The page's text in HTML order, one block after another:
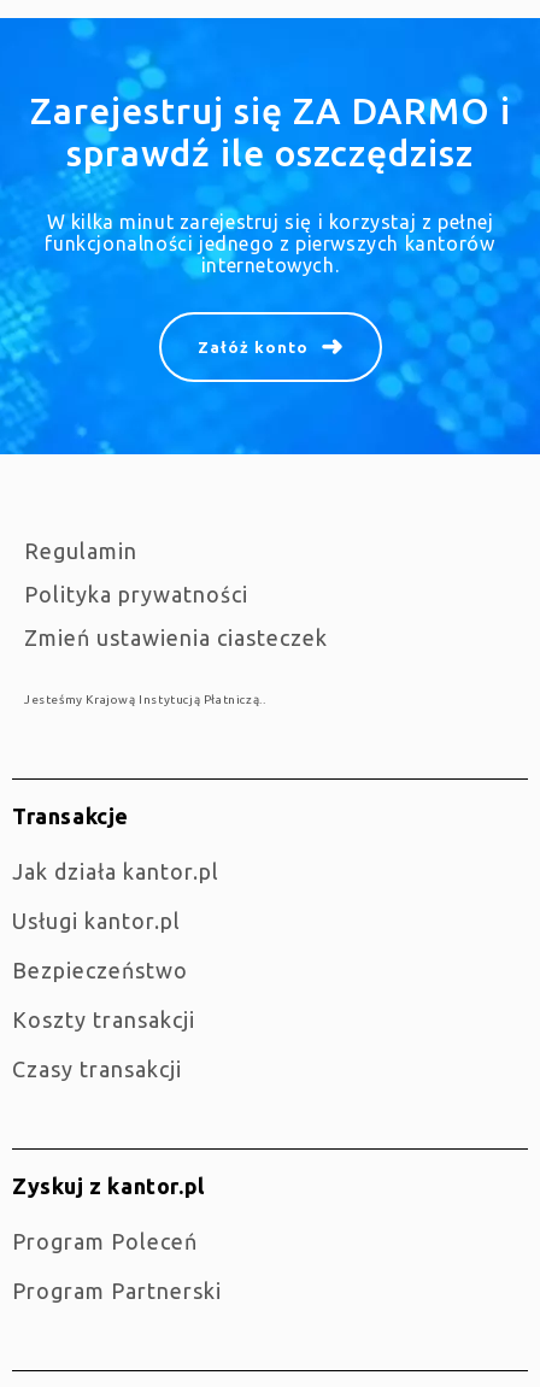
Zarejestruj się ZA DARMO i
sprawdź ile oszczędzisz
W kilka minut zarejestruj się i korzystaj z pełnej
funkcjonalności jednego z pierwszych kantorów
internetowych.
Załóż konto
Regulamin
Polityka prywatności
Zmień ustawienia ciasteczek
Jesteśmy Krajową Instytucją Płatniczą..
Transakcje
jak działa kantor.pl
Usługi kantor.pl
Bezpieczeństwo
Koszty transakcji
Czasy transakcji
Zyskuj z kantor.pl
Program Poleceń
Program Partnerski